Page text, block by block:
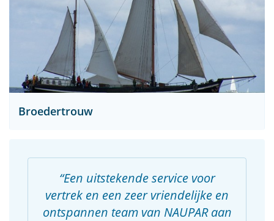
Broedertrouw
Een uitstekende service voor
vertrek en een zeer vriendelijke en
ontspannen team van NAUPAR aan